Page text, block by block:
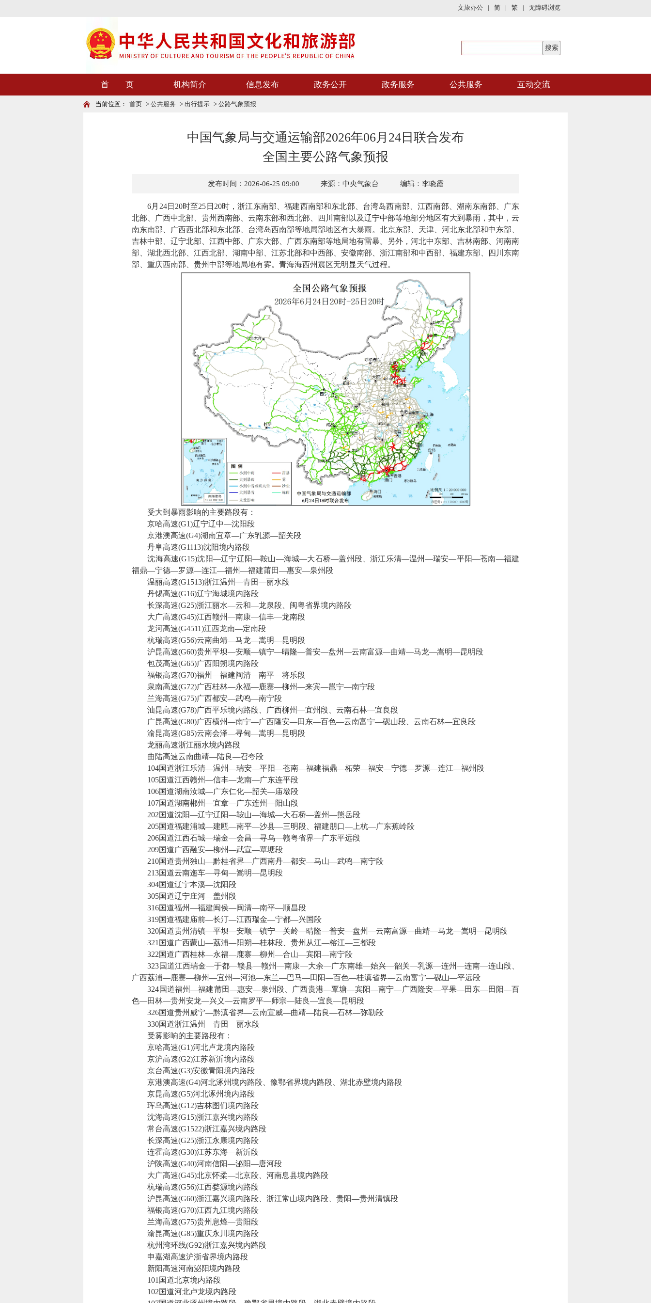
文旅办公 | 简 | 繁 | 无障碍浏览
首 页 机构简介 信息发布 政务公开 政务服务 公共服务 互动交流
当前位置： 首页 > 公共服务 > 出行提示 > 公路气象预报
中国气象局与交通运输部2026年06月24日联合发布
全国主要公路气象预报
发布时间：2026-06-25 09:00 来源：中央气象台 编辑：李晓霞
6月24日20时至25日20时，浙江东南部、福建西南部和东北部、台湾岛西南部、江西南部、湖南东南部、广东
北部、广西中北部、贵州西南部、云南东部和西北部、四川南部以及辽宁中部等地部分地区有大到暴雨，其中，云
南东南部、广西西北部和东北部、台湾岛西南部等地局部地区有大暴雨。北京东部、天津、河北东北部和中东部、
吉林中部、辽宁北部、江西中部、广东大部、广西东南部等地局地有雷暴。另外，河北中东部、吉林南部、河南南
部、湖北西北部、江西北部、湖南中部、江苏北部和中西部、安徽南部、浙江南部和中西部、福建东部、四川东南
部、重庆西南部、贵州中部等地局地有雾。青海海西州震区无明显天气过程。
受大到暴雨影响的主要路段有：
京哈高速(G1)辽宁辽中—沈阳段
京港澳高速(G4)湖南宜章—广东乳源—韶关段
丹阜高速(G1113)沈阳境内路段
沈海高速(G15)沈阳—辽宁辽阳—鞍山—海城—大石桥—盖州段、浙江乐清—温州—瑞安—平阳—苍南—福建
福鼎—宁德—罗源—连江—福州—福建莆田—惠安—泉州段
温丽高速(G1513)浙江温州—青田—丽水段
丹锡高速(G16)辽宁海城境内路段
长深高速(G25)浙江丽水—云和—龙泉段、闽粤省界境内路段
大广高速(G45)江西赣州—南康—信丰—龙南段
龙河高速(G4511)江西龙南—定南段
杭瑞高速(G56)云南曲靖—马龙—嵩明—昆明段
沪昆高速(G60)贵州平坝—安顺—镇宁—晴隆—普安—盘州—云南富源—曲靖—马龙—嵩明—昆明段
包茂高速(G65)广西阳朔境内路段
福银高速(G70)福州—福建闽清—南平—将乐段
泉南高速(G72)广西桂林—永福—鹿寨—柳州—来宾—邕宁—南宁段
兰海高速(G75)广西都安—武鸣—南宁段
汕昆高速(G78)广西平乐境内路段、广西柳州—宜州段、云南石林—宜良段
广昆高速(G80)广西横州—南宁—广西隆安—田东—百色—云南富宁—砚山段、云南石林—宜良段
渝昆高速(G85)云南会泽—寻甸—嵩明—昆明段
龙丽高速浙江丽水境内路段
曲陆高速云南曲靖—陆良—召夸段
104国道浙江乐清—温州—瑞安—平阳—苍南—福建福鼎—柘荣—福安—宁德—罗源—连江—福州段
105国道江西赣州—信丰—龙南—广东连平段
106国道湖南汝城—广东仁化—韶关—庙墩段
107国道湖南郴州—宜章—广东连州—阳山段
202国道沈阳—辽宁辽阳—鞍山—海城—大石桥—盖州—熊岳段
205国道福建浦城—建瓯—南平—沙县—三明段、福建朋口—上杭—广东蕉岭段
206国道江西石城—瑞金—会昌—寻乌—赣粤省界—广东平远段
209国道广西融安—柳州—武宣—覃塘段
210国道贵州独山—黔桂省界—广西南丹—都安—马山—武鸣—南宁段
213国道云南迤车—寻甸—嵩明—昆明段
304国道辽宁本溪—沈阳段
305国道辽宁庄河—盖州段
316国道福州—福建闽侯—闽清—南平—顺昌段
319国道福建庙前—长汀—江西瑞金—宁都—兴国段
320国道贵州清镇—平坝—安顺—镇宁—关岭—晴隆—普安—盘州—云南富源—曲靖—马龙—嵩明—昆明段
321国道广西蒙山—荔浦—阳朔—桂林段、贵州从江—榕江—三都段
322国道广西桂林—永福—鹿寨—柳州—合山—宾阳—南宁段
323国道江西瑞金—于都—赣县—赣州—南康—大余—广东南雄—始兴—韶关—乳源—连州—连南—连山段、
广西荔浦—鹿寨—柳州—宜州—河池—东兰—巴马—田阳—百色—桂滇省界—云南富宁—砚山—平远段
324国道福州—福建莆田—惠安—泉州段、广西贵港—覃塘—宾阳—南宁—广西隆安—平果—田东—田阳—百
色—田林—贵州安龙—兴义—云南罗平—师宗—陆良—宜良—昆明段
326国道贵州威宁—黔滇省界—云南宣威—曲靖—陆良—石林—弥勒段
330国道浙江温州—青田—丽水段
受雾影响的主要路段有：
京哈高速(G1)河北卢龙境内路段
京沪高速(G2)江苏新沂境内路段
京台高速(G3)安徽青阳境内路段
京港澳高速(G4)河北涿州境内路段、豫鄂省界境内路段、湖北赤壁境内路段
京昆高速(G5)河北涿州境内路段
珲乌高速(G12)吉林图们境内路段
沈海高速(G15)浙江嘉兴境内路段
常台高速(G1522)浙江嘉兴境内路段
长深高速(G25)浙江永康境内路段
连霍高速(G30)江苏东海—新沂段
沪陕高速(G40)河南信阳—泌阳—唐河段
大广高速(G45)北京怀柔—北京段、河南息县境内路段
杭瑞高速(G56)江西婺源境内路段
沪昆高速(G60)浙江嘉兴境内路段、浙江常山境内路段、贵阳—贵州清镇段
福银高速(G70)江西九江境内路段
兰海高速(G75)贵州息烽—贵阳段
渝昆高速(G85)重庆永川境内路段
杭州湾环线(G92)浙江嘉兴境内路段
申嘉湖高速沪浙省界境内路段
新阳高速河南泌阳境内路段
101国道北京境内路段
102国道河北卢龙境内路段